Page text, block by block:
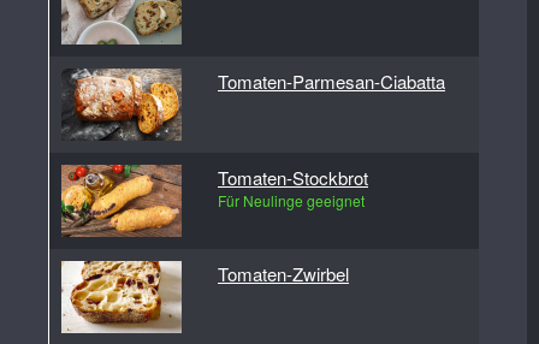
Tomaten-Parmesan-Ciabatta
Tomaten-Stockbrot
Für Neulinge geeignet
Tomaten-Zwirbel